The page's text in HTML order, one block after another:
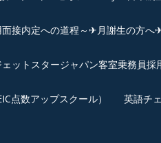
接内定への道程～✈月謝生の方へ
ットスタージャパン客室乗務員採
点数アップスクール） 英語チ